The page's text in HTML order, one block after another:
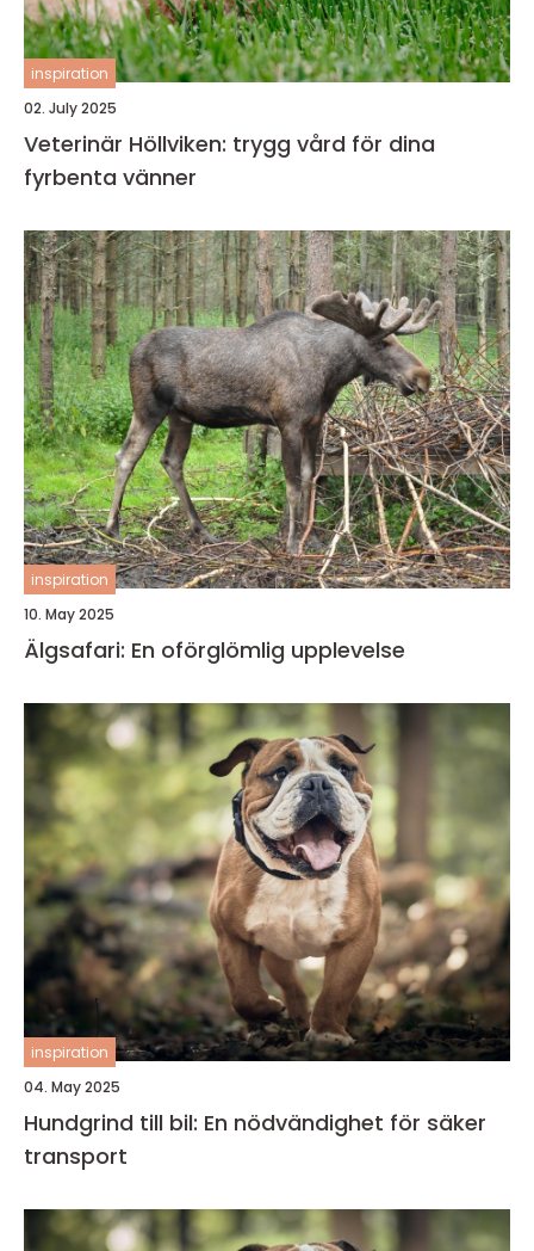
inspiration
02. July 2025
Veterinär Höllviken: trygg vård för dina
fyrbenta vänner
inspiration
10. May 2025
Älgsafari: En oförglömlig upplevelse
inspiration
04. May 2025
Hundgrind till bil: En nödvändighet för säker
transport